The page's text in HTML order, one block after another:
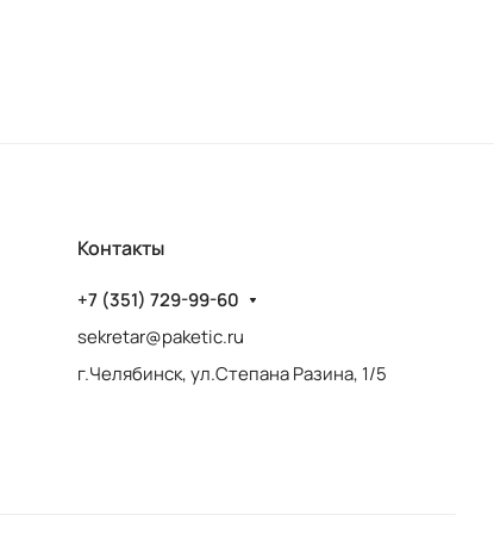
Контакты
+7 (351) 729-99-60
sekretar@paketic.ru
г.Челябинск, ул.Степана Разина, 1/5